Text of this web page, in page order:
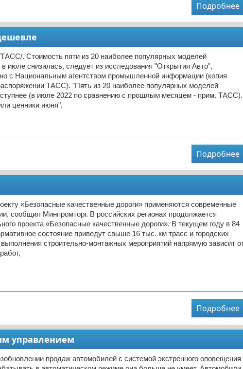
Подробнее
. Стоимость пяти из 20 наиболее популярных моделей
июле снизилась, следует из исследования "Открытия Авто",
с Национальным агентством промышленной информации (копия
ТАСС). "Пять из 20 наиболее популярных моделей
(в июле 2022 по сравнению с прошлым месяцем - прим. ТАСС).
ценники июня",
Подробнее
«Безопасные качественные дороги» применяются современные
сообщил Минпромторг. В российских регионах продолжается
проекта «Безопасные качественные дороги». В текущем году в 84
состояние приведут свыше 16 тыс. км трасс и городских
строительно-монтажных мероприятий напрямую зависит
Подробнее
управлением
продаж автомобилей с системой экстренного оповещения